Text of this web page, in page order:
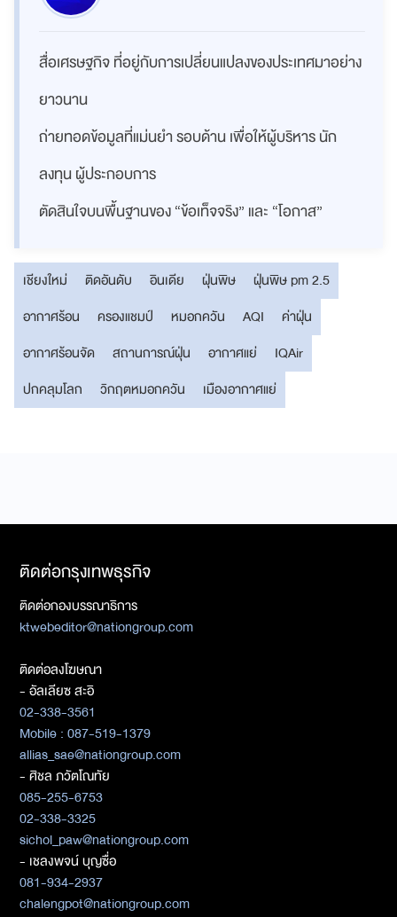
สื่อเศรษฐกิจ ที่อยู่กับการเปลี่ยนแปลงของประเทศมาอย่าง
ยาวนาน
ถ่ายทอดข้อมูลที่แม่นยำ รอบด้าน เพื่อให้ผู้บริหาร นัก
ลงทุน ผู้ประกอบการ
ตัดสินใจบนพื้นฐานของ “ข้อเท็จจริง” และ “โอกาส”
เชียงใหม่ ติดอันดับ อินเดีย ฝุ่นพิษ
ฝุ่นพิษ pm 2.5
อากาศร้อน
ครองแชมป์ หมอกควัน AQI
ค่าฝุ่น
อากาศร้อนจัด
สถานการณ์ฝุ่น อากาศแย่
IQAir
ปกคลุมโลก
วิกฤตหมอกควัน เมืองอากาศแย่
ติดต่อกรุงเทพธุรกิจ
ติดต่อกองบรรณาธิการ
ktwebeditor@nationgroup.com
ติดต่อลงโฆษณา
- อัลเลียซ สะอิ
02-338-3561
Mobile : 087-519-1379
allias_sae@nationgroup.com
- ศิชล ภวัตโณทัย
085-255-6753
02-338-3325
sichol_paw@nationgroup.com
- เชลงพจน์ บุญซื่อ
081-934-2937
chalengpot@nationgroup.com